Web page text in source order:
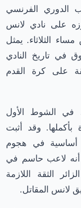
الدوري الفرنسي
على نادي لانس
مساء الثلاثاء. يمثل
في تاريخ النادي
على كرة القدم
في الشوط الأول
بأكملها. وقد أثبت
أساسية في هجوم
لاعب حاسم في
الثقة اللازمة
لانس المقاتل.